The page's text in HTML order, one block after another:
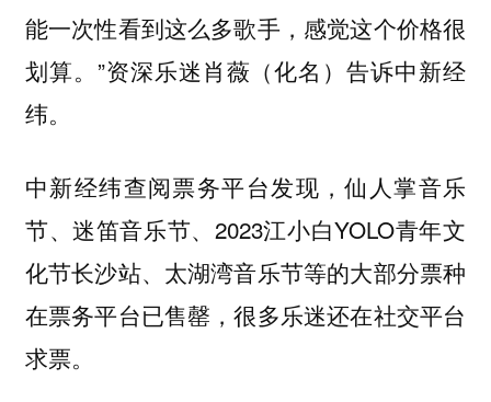
能一次性看到这么多歌手，感觉这个价格很
划算。”资深乐迷肖薇（化名）告诉中新经
纬。
中新经纬查阅票务平台发现，仙人掌音乐
节、迷笛音乐节、2023江小白YOLO青年文
化节长沙站、太湖湾音乐节等的大部分票种
在票务平台已售罄，很多乐迷还在社交平台
求票。